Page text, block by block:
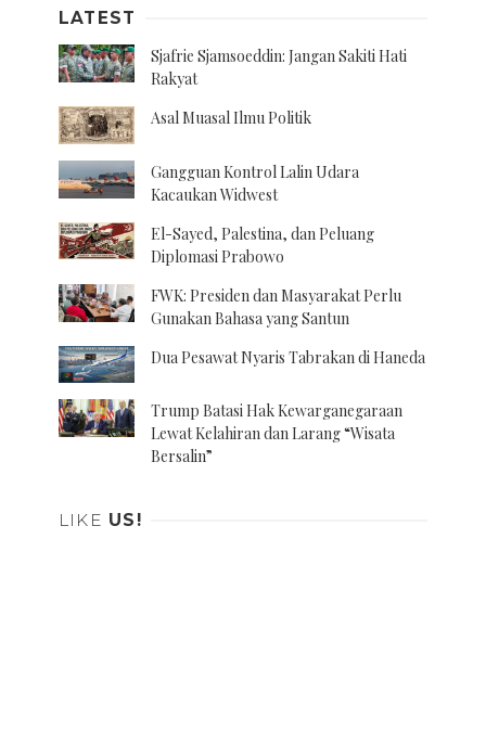
LATEST
Sjafrie Sjamsoeddin: Jangan Sakiti Hati
Rakyat
Asal Muasal Ilmu Politik
Gangguan Kontrol Lalin Udara
Kacaukan Widwest
El-Sayed, Palestina, dan Peluang
Diplomasi Prabowo
FWK: Presiden dan Masyarakat Perlu
Gunakan Bahasa yang Santun
Dua Pesawat Nyaris Tabrakan di Haneda
Trump Batasi Hak Kewarganegaraan
Lewat Kelahiran dan Larang “Wisata
Bersalin”
LIKE US!